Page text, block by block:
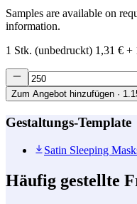
Samples are available on
information.
1 Stk. (unbedruckt) 1,31 € +
Zum Angebot hinzufügen ·
Gestaltungs-Template
Satin Sleeping
Häufig gestellte